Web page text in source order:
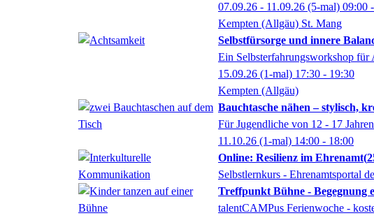
Online: Resilienz im Ehrenamt
Selbstlernkurs - Ehrenamtsportal
Treffpunkt Bühne - Begegnung
talentCAMPus Ferienwoche -
07.09.26 - 11.09.26 (5-mal) 09:00
Kempten (Allgäu) St. Mang
Selbstfürsorge und innere
Ein Selbsterfahrungsworkshop
15.09.26 (1-mal) 17:30 - 19:30
Kempten (Allgäu)
Bauchtasche nähen – stylisch,
Für Jugendliche von 12 - 17 Jahren
11.10.26 (1-mal) 14:00 - 18:00